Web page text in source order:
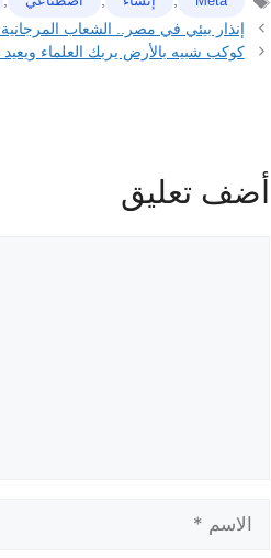
الوسوم
إنذار بيئي في مصر.. الشعاب المرجانية
كوكب شبيه بالأرض يربك العلماء
أضف تعليق